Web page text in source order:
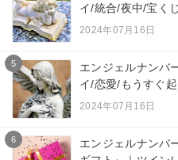
イ/統合/夜中/宝く
2024年07月16日
5
エンジェルナンバ
イ/恋愛/もうすぐ
2024年07月16日
6
エンジェルナンバ